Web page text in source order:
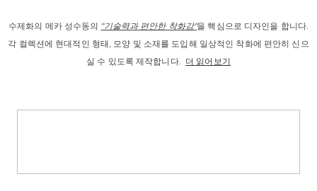
수제화의 메카 성수동의 "기술력과 편안한 착화감"을 핵심으로 디자인을 합니다.
각 컬렉션에 현대적인 형태, 모양 및 소재를 도입해 일상적인 착화에 편안히 신으
실 수 있도록 제작합니다. 더 읽어보기